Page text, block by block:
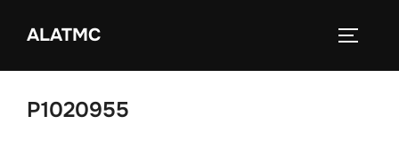
InhaltALATMC
P1020955